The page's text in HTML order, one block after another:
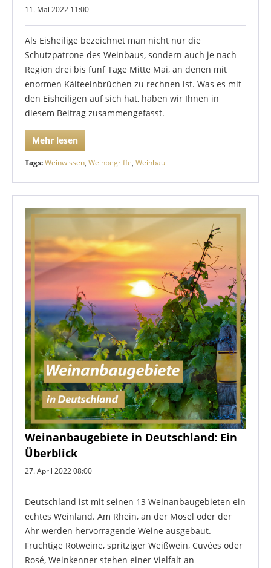
11. Mai 2022 11:00
Als Eisheilige bezeichnet man nicht nur die
Schutzpatrone des Weinbaus, sondern auch je nach
Region drei bis fünf Tage Mitte Mai, an denen mit
enormen Kälteeinbrüchen zu rechnen ist. Was es mit
den Eisheiligen auf sich hat, haben wir Ihnen in
diesem Beitrag zusammengefasst.
Mehr lesen
Tags:Weinwissen, Weinbegriffe, Weinbau
Weinanbaugebiete in Deutschland: Ein
Überblick
27. April 2022 08:00
Deutschland ist mit seinen 13 Weinanbaugebieten ein
echtes Weinland. Am Rhein, an der Mosel oder der
Ahr werden hervorragende Weine ausgebaut.
Fruchtige Rotweine, spritziger Weißwein, Cuvées oder
Rosé, Weinkenner stehen einer Vielfalt an